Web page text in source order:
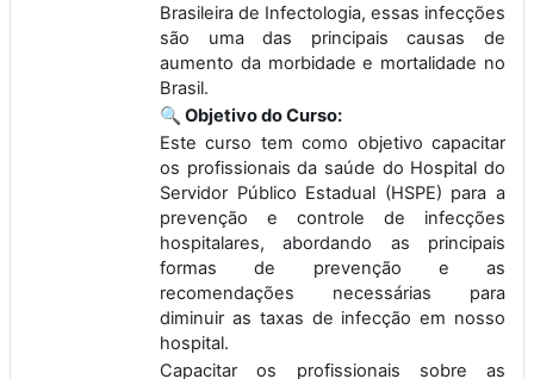
Brasileira de Infectologia, essas infecções
são uma das principais causas de
aumento da morbidade e mortalidade no
Brasil.
🔍 Objetivo do Curso:
Este curso tem como objetivo capacitar
os profissionais da saúde do Hospital do
Servidor Público Estadual (HSPE) para a
prevenção e controle de infecções
hospitalares, abordando as principais
formas de prevenção e as
recomendações necessárias para
diminuir as taxas de infecção em nosso
hospital.
Capacitar os profissionais sobre as